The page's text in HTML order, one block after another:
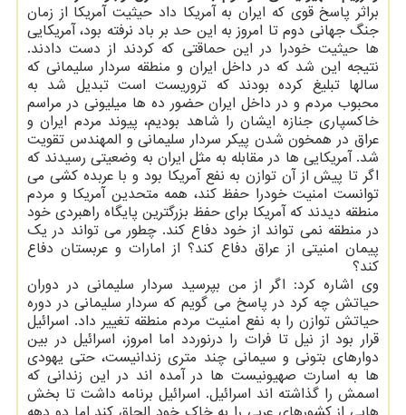
براثر پاسخ قوی كه ایران به آمریكا داد حیثیت آمریكا از زمان
جنگ جهانی دوم تا امروز به این حد بر باد نرفته بود، آمریكایی
ها حیثیت خودرا در این حماقتی كه كردند از دست دادند.
نتیجه این شد كه در داخل ایران و منطقه سردار سلیمانی كه
سالها تبلیغ كرده بودند كه تروریست است تبدیل شد به
محبوب مردم و در داخل ایران حضور ده ها میلیونی در مراسم
خاكسپاری جنازه ایشان را شاهد بودیم، پیوند مردم ایران و
عراق در همخون شدن پیكر سردار سلیمانی و المهندس تقویت
شد. آمریكایی ها در مقابله به مثل ایران به وضعیتی رسیدند كه
اگر تا پیش از آن توازن به نفع آمریكا بود و با عربده كشی می
توانست امنیت خودرا حفظ كند، همه متحدین آمریكا و مردم
منطقه دیدند كه آمریكا برای حفظ بزرگترین پایگاه راهبردی خود
در منطقه نمی تواند از خود دفاع كند. چطور می تواند در یك
پیمان امنیتی از عراق دفاع كند؟ از امارات و عربستان دفاع
كند؟
وی اشاره كرد: اگر از من بپرسید سردار سلیمانی در دوران
حیاتش چه كرد در پاسخ می گویم كه سردار سلیمانی در دوره
حیاتش توازن را به نفع امنیت مردم منطقه تغییر داد. اسرائیل
قرار بود از نیل تا فرات را درنوردد اما امروز، اسرائیل در بین
دوارهای بتونی و سیمانی چند متری زندانیست، حتی یهودی
ها به اسارت صهیونیست ها در آمده اند در این زندانی كه
اسمش را گذاشته اند اسرائیل. اسرائیل برنامه داشت تا بخش